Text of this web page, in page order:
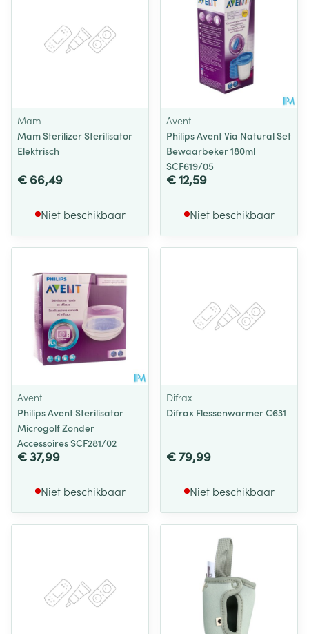
Mam
Mam Sterilizer Sterilisator
Elektrisch
€ 66,49
Niet beschikbaar
Avent
Philips Avent Via Natural Set
Bewaarbeker 180ml
SCF619/05
€ 12,59
Niet beschikbaar
Avent
Philips Avent Sterilisator
Microgolf Zonder
Accessoires SCF281/02
€ 37,99
Niet beschikbaar
Difrax
Difrax Flessenwarmer C631
€ 79,99
Niet beschikbaar